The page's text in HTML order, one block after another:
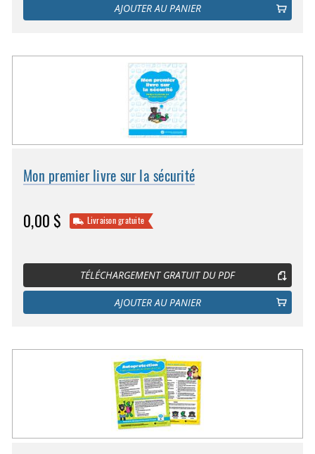
AJOUTER AU PANIER
Mon premier livre sur la sécurité
0,00 $ Livraison gratuite
TÉLÉCHARGEMENT GRATUIT DU PDF
AJOUTER AU PANIER